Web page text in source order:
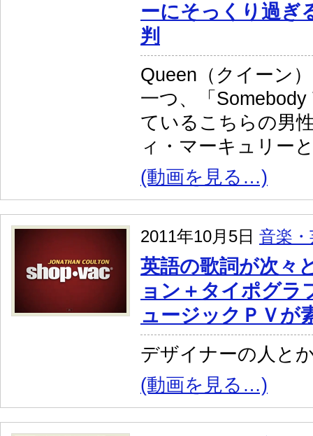
ーにそっくり過ぎ
判
Queen（クイーン
一つ、「
ているこちらの男
ィ・マーキュリー
(動画を見る…)
2011年10月5日 音楽
英語の歌詞が次々
ョン＋タイポグラ
ュージックＰＶが
デザイナーの人と
(動画を見る…)